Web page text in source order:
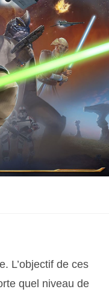
L’objectif de ces
quel niveau de